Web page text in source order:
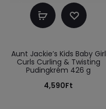
Kosárba
Aunt Jackie’s Kids Baby Girl
Curls Curling & Twisting
Pudingkrém 426 g
4,590Ft